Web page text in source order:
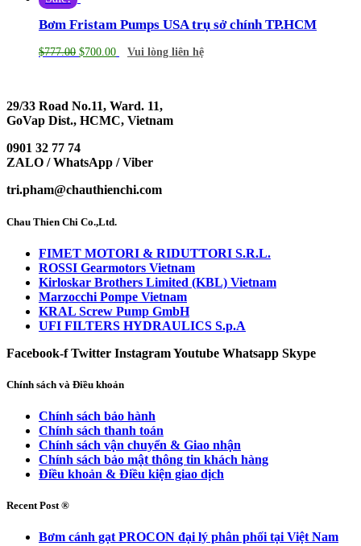
Bơm Fristam Pumps USA trụ sở chính TP.HCM
$777.00 $700.00 Vui lòng liên hệ
29/33 Road No.11, Ward. 11,
GoVap Dist., HCMC, Vietnam
0901 32 77 74
ZALO / WhatsApp / Viber
tri.pham@chauthienchi.com
Chau Thien Chi Co.,Ltd.
FIMET MOTORI & RIDUTTORI S.R.L.
ROSSI Gearmotors Vietnam
Kirloskar Brothers Limited (KBL) Vietnam
Marzocchi Pompe Vietnam
KRAL Screw Pump GmbH
UFI FILTERS HYDRAULICS S.p.A
Facebook-f Twitter InstagramYoutube Whatsapp Skype
Chính sách và Điều khoản
Chính sách bảo hành
Chính sách thanh toán
Chính sách vận chuyển & Giao nhận
Chính sách bảo mật thông tin khách hàng
Điều khoản & Điều kiện giao dịch
Recent Post ®
Bơm cánh gạt PROCON đại lý phân phối tại Việt Nam